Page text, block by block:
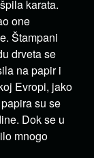
karata.
one
Štampani
drveta se
na papir i
Evropi, jako
su se
Dok se u
mnogo